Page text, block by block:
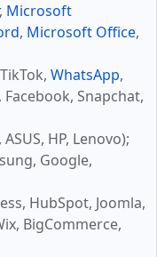
, Microsoft
, Microsoft Office,
WhatsApp,
Facebook, Snapchat,
HP, Lenovo);
Google,
HubSpot, Joomla,
BigCommerce,